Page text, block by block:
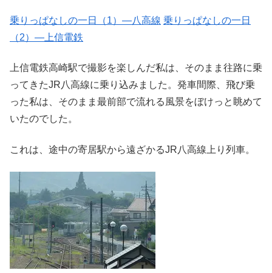
乗りっぱなしの一日（1）―八高線 乗りっぱなしの一日
（2）―上信電鉄
上信電鉄高崎駅で撮影を楽しんだ私は、そのまま往路に乗
ってきたJR八高線に乗り込みました。発車間際、飛び乗
った私は、そのまま最前部で流れる風景をぼけっと眺めて
いたのでした。
これは、途中の寄居駅から遠ざかるJR八高線上り列車。